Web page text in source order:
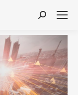
Search: